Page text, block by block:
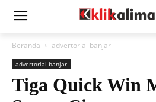
Beranda advertorial banjar
advertorial banjar
Tiga Quick Win